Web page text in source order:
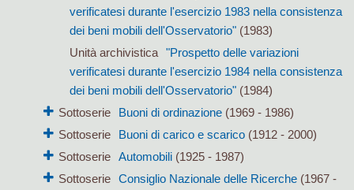
verificatesi durante l'esercizio 1983 nella consistenza
dei beni mobili dell'Osservatorio"(1983)
Unità archivistica
"Prospetto delle variazioni
verificatesi durante l'esercizio 1984 nella consistenza
dei beni mobili dell'Osservatorio"(1984)
Sottoserie
Buoni di ordinazione (1969 - 1986)
Sottoserie
Buoni di carico e scarico (1912 - 2000)
Sottoserie
Automobili (1925 - 1987)
Sottoserie
Consiglio Nazionale delle Ricerche (1967 -